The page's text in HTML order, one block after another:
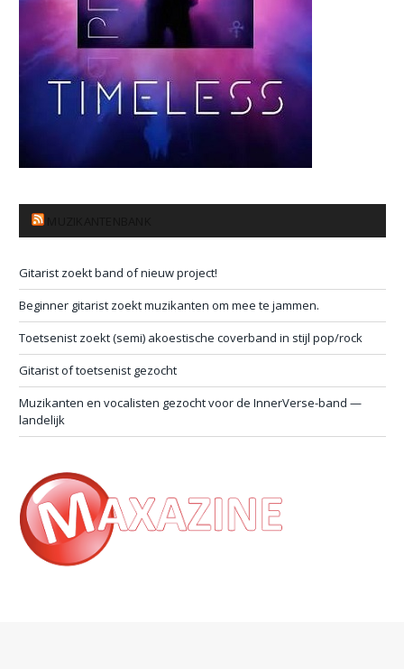
Gitarist zoekt band of nieuw project!
Beginner gitarist zoekt muzikanten om mee te jammen.
Toetsenist zoekt (semi) akoestische coverband in stijl pop/rock
Gitarist of toetsenist gezocht
Muzikanten en vocalisten gezocht voor de InnerVerse-band —
landelijk